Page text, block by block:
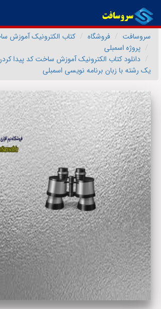
سروسافت
فروشگاه
کتاب الکترونیک آموزش
پروژه اسمبلی
یک رشته با زبان برنامه نویسی اسمبلی